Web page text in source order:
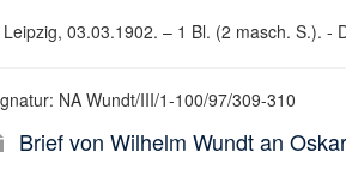
Leipzig, 03.03.1902. – 1 Bl. (2 masch. S.). -
NA Wundt/III/1-100/97/309-310
Brief von Wilhelm Wundt an